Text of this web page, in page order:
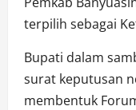
terpilih sebagai
Bupati dalam
surat keputusan
membentuk